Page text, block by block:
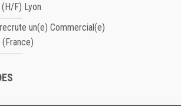
F) Lyon
un(e) Commercial(e)